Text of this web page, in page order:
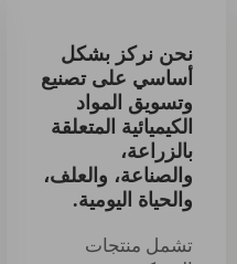
نحن نركز بشكل
أساسي على تصنيع
وتسويق المواد
الكيميائية المتعلقة
بالزراعة،
والصناعة، والعلف،
والحياة اليومية.
تشمل منتجات